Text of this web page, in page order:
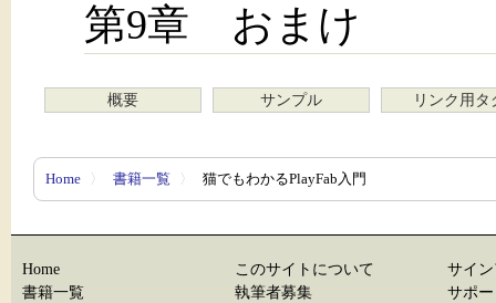
第9章 おまけ
概要 サンプル リンク用タ
Home 〉 書籍一覧 〉 猫でもわかるPlayFab入門
Home
書籍一覧
このサイトについて
執筆者募集
サイ
サポ